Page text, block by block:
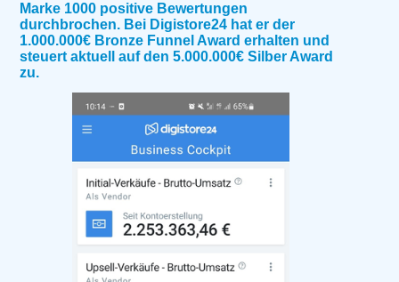
Marke 1000 positive Bewertungen
durchbrochen. Bei Digistore24 hat er der
1.000.000€ Bronze Funnel Award erhalten und
steuert aktuell auf den 5.000.000€ Silber Award
zu.